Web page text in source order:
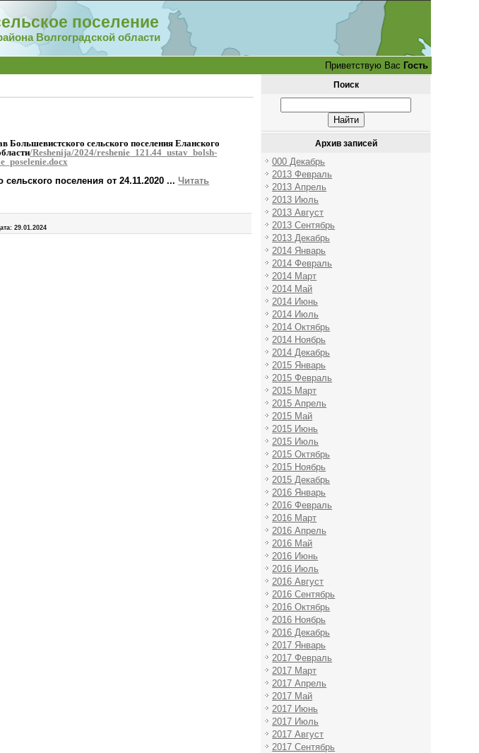
поселение
Волгоградской области
Приветствую Вас Гость
Большевистского сельского поселения Еланского
/Reshenija/2024/reshenie_121.44_ustav_bolsh-
поселения от 24.11.2020 ...Читать
29.01.2024
Поиск
Архив записей
000 Декабрь
2013 Февраль
2013 Апрель
2013 Июль
2013 Август
2013 Сентябрь
2013 Декабрь
2014 Январь
2014 Февраль
2014 Март
2014 Май
2014 Июнь
2014 Июль
2014 Октябрь
2014 Ноябрь
2014 Декабрь
2015 Январь
2015 Февраль
2015 Март
2015 Апрель
2015 Май
2015 Июнь
2015 Июль
2015 Октябрь
2015 Ноябрь
2015 Декабрь
2016 Январь
2016 Февраль
2016 Март
2016 Апрель
2016 Май
2016 Июнь
2016 Июль
2016 Август
2016 Сентябрь
2016 Октябрь
2016 Ноябрь
2016 Декабрь
2017 Январь
2017 Февраль
2017 Март
2017 Апрель
2017 Май
2017 Июнь
2017 Июль
2017 Август
2017 Сентябрь